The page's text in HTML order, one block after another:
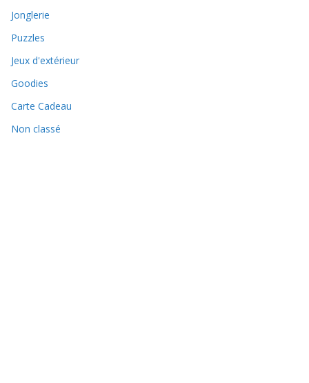
Jonglerie
Puzzles
Jeux d'extérieur
Goodies
Carte Cadeau
Non classé